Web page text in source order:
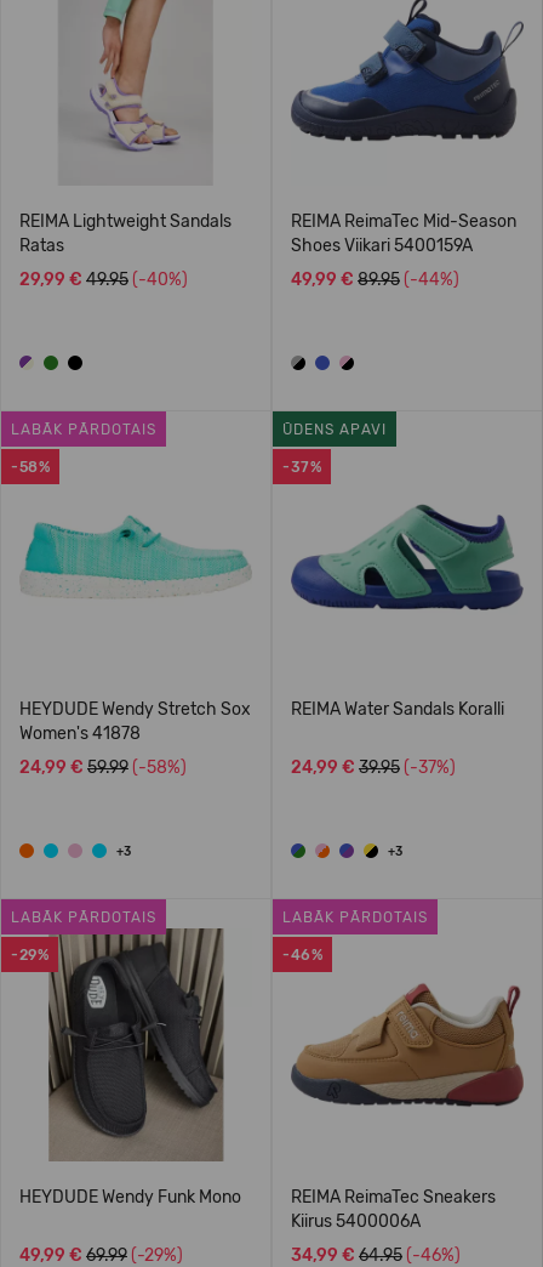
REIMA Lightweight Sandals
Ratas
29,99 € 49.95 (-40%)
REIMA ReimaTec Mid-Season
Shoes Viikari 5400159A
49,99 € 89.95 (-44%)
-58%
LABĀK PĀRDOTAIS
HEYDUDE Wendy Stretch Sox
Women's 41878
24,99 € 59.99 (-58%)
+3
-37%
ŪDENS APAVI
REIMA Water Sandals Koralli
24,99 € 39.95 (-37%)
+3
-29%
LABĀK PĀRDOTAIS
HEYDUDE Wendy Funk Mono
49,99 € 69.99 (-29%)
-46%
LABĀK PĀRDOTAIS
REIMA ReimaTec Sneakers
Kiirus 5400006A
34,99 € 64.95 (-46%)